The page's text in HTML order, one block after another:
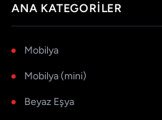
ANA KATEGORILER
Mobilya
Mobilya (mini)
Beyaz Eşya